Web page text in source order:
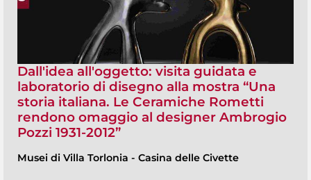
Dall'idea all'oggetto: visita guidata e
laboratorio di disegno alla mostra “Una
storia italiana. Le Ceramiche Rometti
rendono omaggio al designer Ambrogio
Pozzi 1931-2012”
Musei di Villa Torlonia - Casina delle Civette